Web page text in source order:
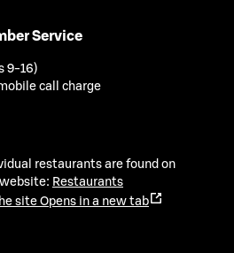
Service
9-16)
call charge
restaurants are found on
Restaurants
site Opens in a new tab